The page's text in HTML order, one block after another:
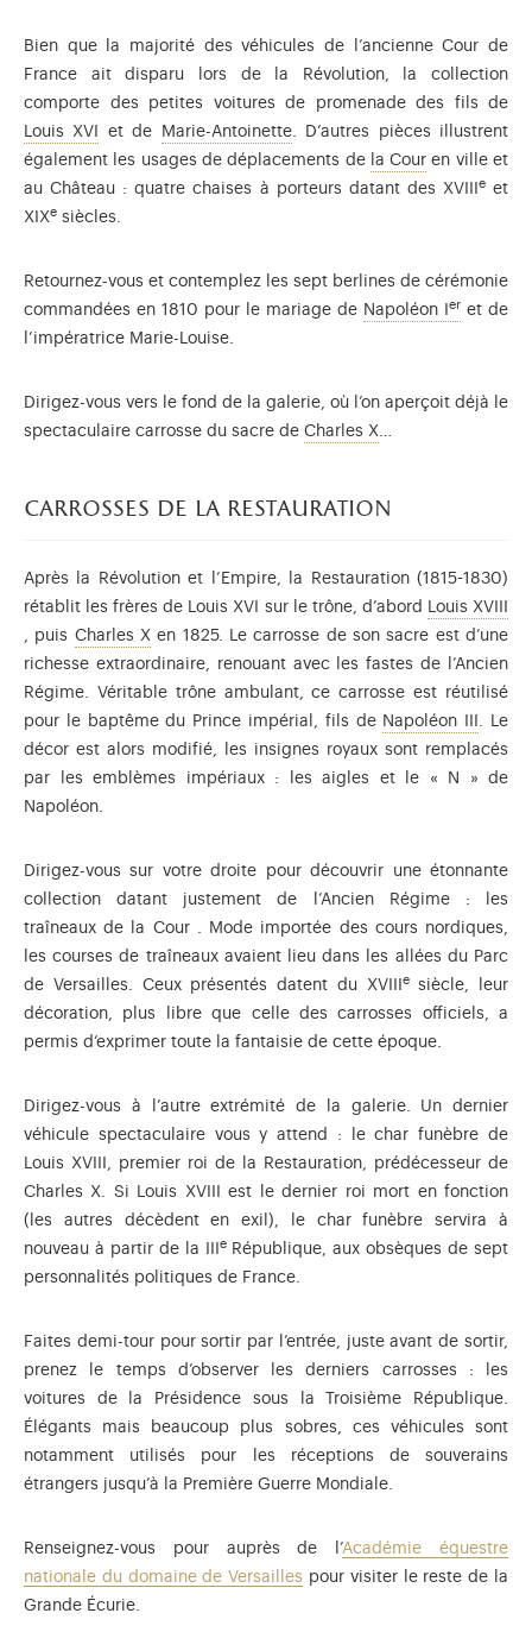
Bien que la majorité des véhicules de l’ancienne Cour de
France ait disparu lors de la Révolution, la collection
comporte des petites voitures de promenade des fils de
Louis XVI
Louis XVI (1754-1793) règne à partir de 1774 et sera
et de Marie-AntoinetteMarie-Antoinette (1755-1793)
. D’autres pièces illustrent
également les usages de déplacements de la CourLa Cour
en ville et
au Château : quatre chaises à porteurs datant des XVIII
eet
XIXe siècles.
Retournez-vous et contemplez les sept berlines de cérémonie
commandées en 1810 pour le mariage de Napoléon I er et de
l’impératrice Marie-Louise.
Dirigez-vous vers le fond de la galerie, où l’on aperçoit déjà le
spectaculaire carrosse du sacre de Charles XCharles X (1757-
…
carrosses de la restauration
Après la Révolution et l’Empire, la Restauration (1815-1830)
rétablit les frères de Louis XVI sur le trône, d’abord Louis XVIII
Louis XVIII (1755-1824), frère de Louis XVI et Charles X,
, puis Charles XCharles X (1757-1836), petit-frère de Louis XVI
en 1825. Le carrosse de son sacre est d’une
richesse extraordinaire, renouant avec les fastes de l’Ancien
Régime. Véritable trône ambulant, ce carrosse est réutilisé
pour le baptême du Prince impérial, fils de Napoléon III . Le
décor est alors modifié, les insignes royaux sont remplacés
par les emblèmes impériaux : les aigles et le « N » de
Napoléon.
Dirigez-vous sur votre droite pour découvrir une étonnante
collection datant justement de l’Ancien Régime : les
traîneaux de la Cour . Mode importée des cours nordiques,
les courses de traîneaux avaient lieu dans les allées du Parc
de Versailles. Ceux présentés datent du XVIII
esiècle, leur
décoration, plus libre que celle des carrosses officiels, a
permis d’exprimer toute la fantaisie de cette époque.
Dirigez-vous à l’autre extrémité de la galerie. Un dernier
véhicule spectaculaire vous y attend : le char funèbre de
Louis XVIII, premier roi de la Restauration, prédécesseur de
Charles X. Si Louis XVIII est le dernier roi mort en fonction
(les autres décèdent en exil), le char funèbre servira à
nouveau à partir de la III
eRépublique, aux obsèques de sept
personnalités politiques de France.
Faites demi-tour pour sortir par l’entrée, juste avant de sortir,
prenez le temps d’observer les derniers carrosses : les
voitures de la Présidence sous la Troisième République.
Élégants mais beaucoup plus sobres, ces véhicules sont
notamment utilisés pour les réceptions de souverains
étrangers jusqu’à la Première Guerre Mondiale.
Renseignez-vous pour auprès de l’Académie équestre
nationale du domaine de Versailles pour visiter le reste de la
Grande Écurie.